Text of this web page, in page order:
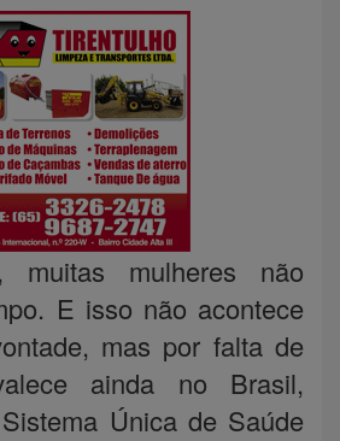
muitas mulheres não
E isso não acontece
mas por falta de
ainda no Brasil,
Única de Saúde